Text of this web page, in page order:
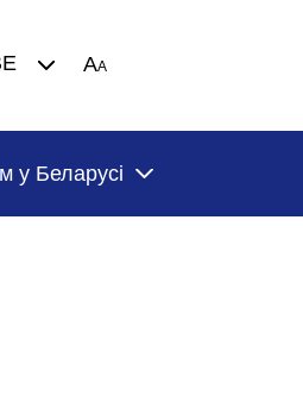
AA
у Беларусi